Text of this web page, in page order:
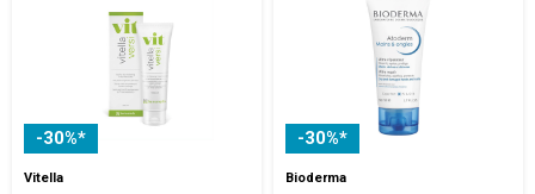
-30%*
Vitella
-30%*
Bioderma